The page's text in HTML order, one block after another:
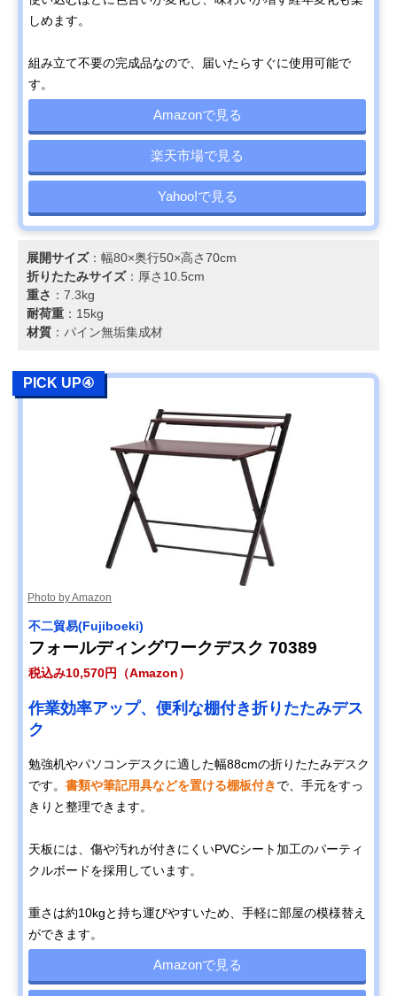
しめます。
組み立て不要の完成品なので、届いたらすぐに使用可能で
す。
Amazonで見る
楽天市場で見る
Yahoo!で見る
展開サイズ：幅80×奥行50×高さ70cm
折りたたみサイズ：厚さ10.5cm
重さ ：7.3kg
耐荷重 ：15kg
材質 ：パイン無垢集成材
PICK UP④
Photo by Amazon
不二貿易(Fujiboeki)
フォールディングワークデスク 70389
税込み10,570円（Amazon）
作業効率アップ、便利な棚付き折りたたみデス
ク
勉強机やパソコンデスクに適した幅88cmの折りたたみデスク
です。 書類や筆記用具などを置ける棚板付きで、手元をすっ
きりと整理できます。
天板には、傷や汚れが付きにくいPVCシート加工のパーティ
クルボードを採用しています。
重さは約10kgと持ち運びやすいため、手軽に部屋の模様替え
ができます。
Amazonで見る